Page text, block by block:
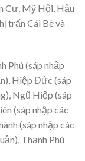
Cư, Mỹ Hội, Hậu
trấn Cái Bè và
Phú (sáp nhập
Hiệp Đức (sáp
Ngũ Hiệp (sáp
(sáp nhập các
(sáp nhập các
Thạnh Phú